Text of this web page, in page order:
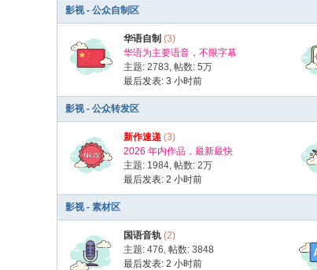
影视 - 公众自制区
华语自制 (3)
华语为主要语音，不限字幕
主题: 2783, 帖数: 5万
最后发表: 3 小时前
影视 - 公众转发区
新作速递 (3)
2026 年内作品，最新最快
主题: 1984, 帖数: 2万
最后发表: 2 小时前
影视 - 素材区
国语音轨 (2)
主题: 476, 帖数: 3848
最后发表: 2 小时前